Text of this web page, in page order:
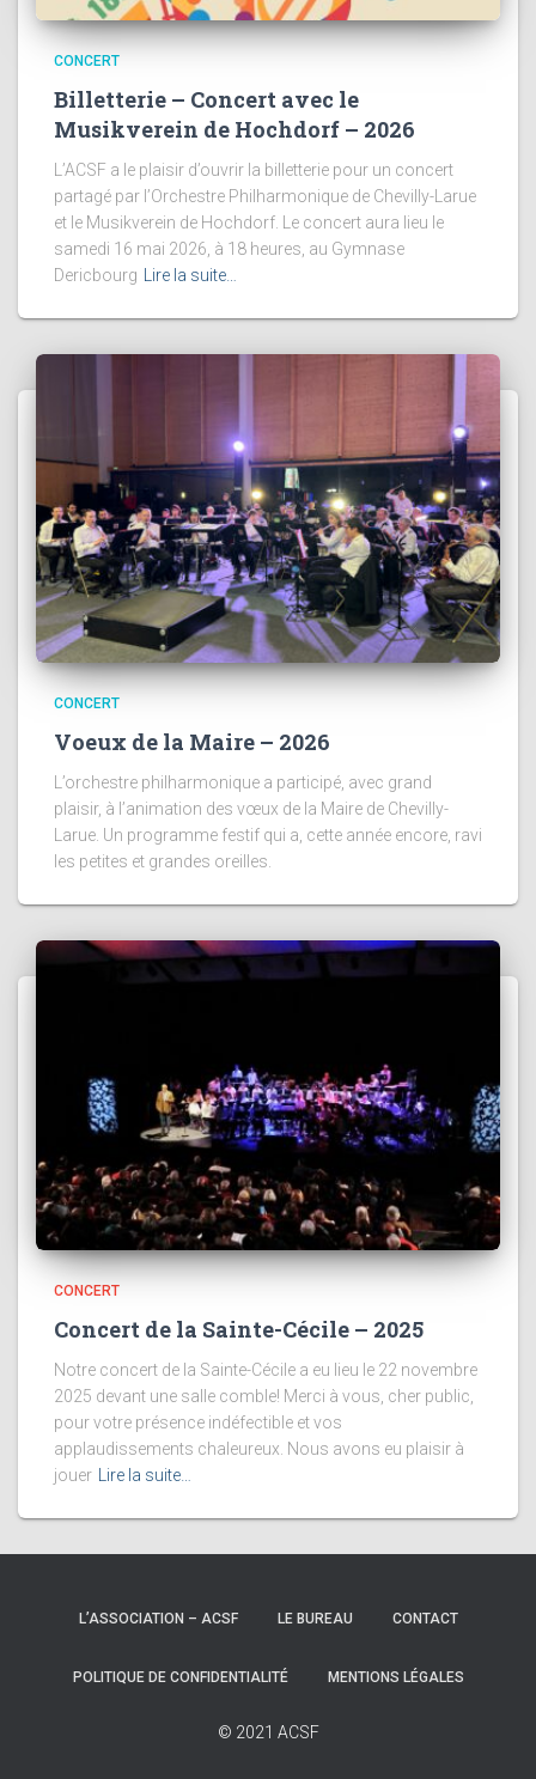
CONCERT
Billetterie – Concert avec le
Musikverein de Hochdorf – 2026
L’ACSF a le plaisir d’ouvrir la billetterie pour un concert
partagé par l’Orchestre Philharmonique de Chevilly-Larue
et le Musikverein de Hochdorf. Le concert aura lieu le
samedi 16 mai 2026, à 18 heures, au Gymnase
Dericbourg
Lire la suite…
CONCERT
Voeux de la Maire – 2026
L’orchestre philharmonique a participé, avec grand
plaisir, à l’animation des vœux de la Maire de Chevilly-
Larue. Un programme festif qui a, cette année encore, ravi
les petites et grandes oreilles.
CONCERT
Concert de la Sainte-Cécile – 2025
Notre concert de la Sainte-Cécile a eu lieu le 22 novembre
2025 devant une salle comble! Merci à vous, cher public,
pour votre présence indéfectible et vos
applaudissements chaleureux. Nous avons eu plaisir à
jouer
Lire la suite…
L’ASSOCIATION – ACSF LE BUREAU CONTACT
POLITIQUE DE CONFIDENTIALITÉ MENTIONS LÉGALES
© 2021 ACSF